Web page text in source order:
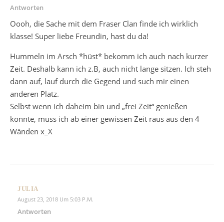
Antworten
Oooh, die Sache mit dem Fraser Clan finde ich wirklich
klasse! Super liebe Freundin, hast du da!
Hummeln im Arsch *hüst* bekomm ich auch nach kurzer
Zeit. Deshalb kann ich z.B, auch nicht lange sitzen. Ich steh
dann auf, lauf durch die Gegend und such mir einen
anderen Platz.
Selbst wenn ich daheim bin und „frei Zeit“ genießen
könnte, muss ich ab einer gewissen Zeit raus aus den 4
Wänden x_X
JULIA
August 23, 2018 Um 5:03 P.m.
Antworten